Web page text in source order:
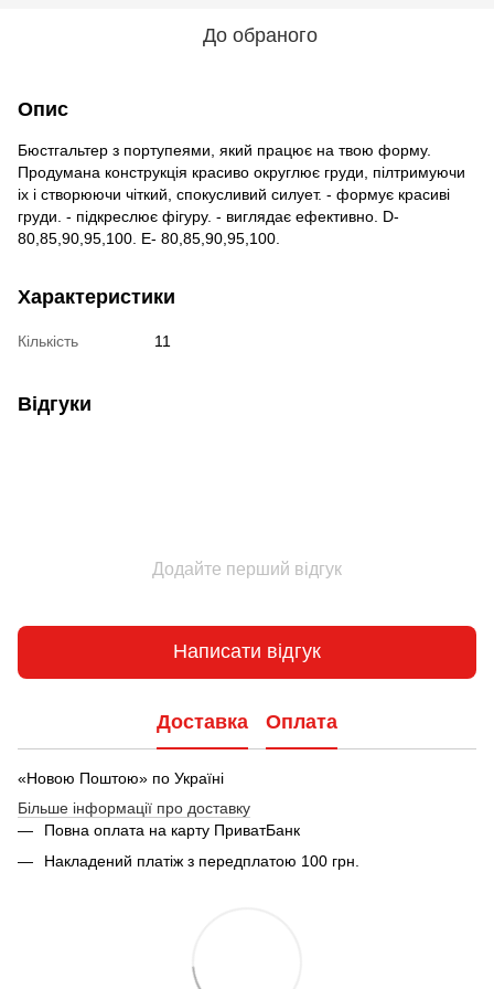
До обраного
Опис
Бюстгальтер з портупеями, який працює на твою форму.
Продумана конструкція красиво округлює груди, пілтримуючи
іх і створюючи чіткий, спокусливий силует. - формує красиві
груди. - підкреслює фігуру. - виглядає ефективно. D-
80,85,90,95,100. E- 80,85,90,95,100.
Характеристики
Кількість 11
Відгуки
Додайте перший відгук
Написати відгук
Доставка Оплата
«Новою Поштою» по Україні
Більше інформації про доставку
Повна оплата на карту ПриватБанк
Накладений платіж з передплатою 100 грн.